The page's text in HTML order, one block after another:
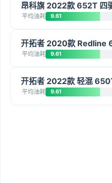
昂科旗 2022款 652T 四
平均油耗 9.61
开拓者 2020款 Redline
平均油耗 9.61
开拓者 2022款 轻混
平均油耗 9.61